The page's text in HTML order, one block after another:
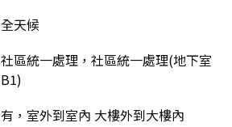
全天候
社區統一處理，社區統一處理(地下室
B1)
有，室外到室內 大樓外到大樓內